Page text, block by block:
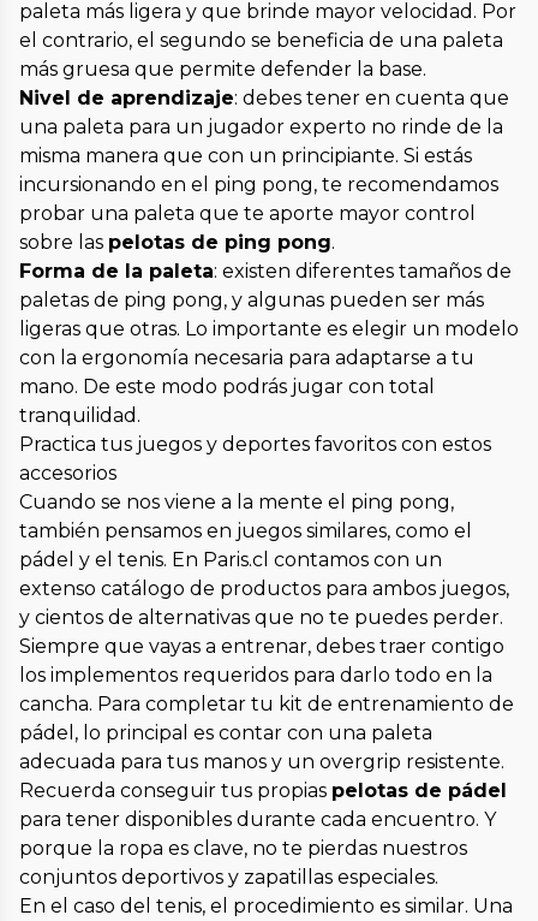
paleta más ligera y que brinde mayor velocidad. Por
el contrario, el segundo se beneficia de una paleta
más gruesa que permite defender la base.
Nivel de aprendizaje: debes tener en cuenta que
una paleta para un jugador experto no rinde de la
misma manera que con un principiante. Si estás
incursionando en el ping pong, te recomendamos
probar una paleta que te aporte mayor control
sobre las pelotas de ping pong.
Forma de la paleta: existen diferentes tamaños de
paletas de ping pong, y algunas pueden ser más
ligeras que otras. Lo importante es elegir un modelo
con la ergonomía necesaria para adaptarse a tu
mano. De este modo podrás jugar con total
tranquilidad.
Practica tus juegos y deportes favoritos con estos
accesorios
Cuando se nos viene a la mente el ping pong,
también pensamos en juegos similares, como el
pádel y el tenis. En Paris.cl contamos con un
extenso catálogo de productos para ambos juegos,
y cientos de alternativas que no te puedes perder.
Siempre que vayas a entrenar, debes traer contigo
los implementos requeridos para darlo todo en la
cancha. Para completar tu kit de entrenamiento de
pádel, lo principal es contar con una paleta
adecuada para tus manos y un overgrip resistente.
Recuerda conseguir tus propias pelotas de pádel
para tener disponibles durante cada encuentro. Y
porque la ropa es clave, no te pierdas nuestros
conjuntos deportivos y zapatillas especiales.
En el caso del tenis, el procedimiento es similar. Una